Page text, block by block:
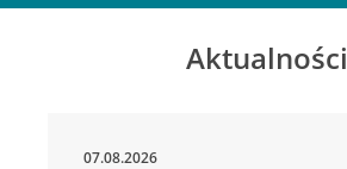
Aktualności
07.08.2026